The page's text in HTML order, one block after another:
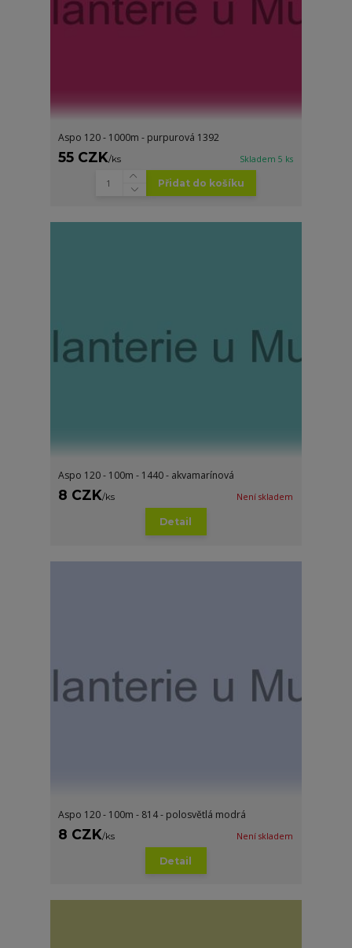
Aspo 120 - 1000m - purpurová 1392
55 CZK/ks Skladem 5 ks
Přidat do košíku
Aspo 120 - 100m - 1440 - akvamarínová
8 CZK/ks Není skladem
Detail
Aspo 120 - 100m - 814 - polosvětlá modrá
8 CZK/ks Není skladem
Detail